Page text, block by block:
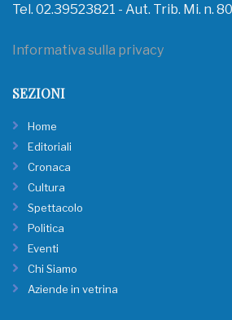
Tel. 02.39523821 - Aut. Trib. Mi. n.
Informativa sulla privacy
SEZIONI
Home
Editoriali
Cronaca
Cultura
Spettacolo
Politica
Eventi
Chi Siamo
Aziende in vetrina